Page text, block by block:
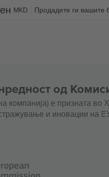
MKD Продадете ги вашите
од
компанија) е призната во
и иновации на